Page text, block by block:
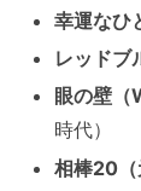
幸運なひ
レッドブ
眼の壁（
時代）
相棒20（